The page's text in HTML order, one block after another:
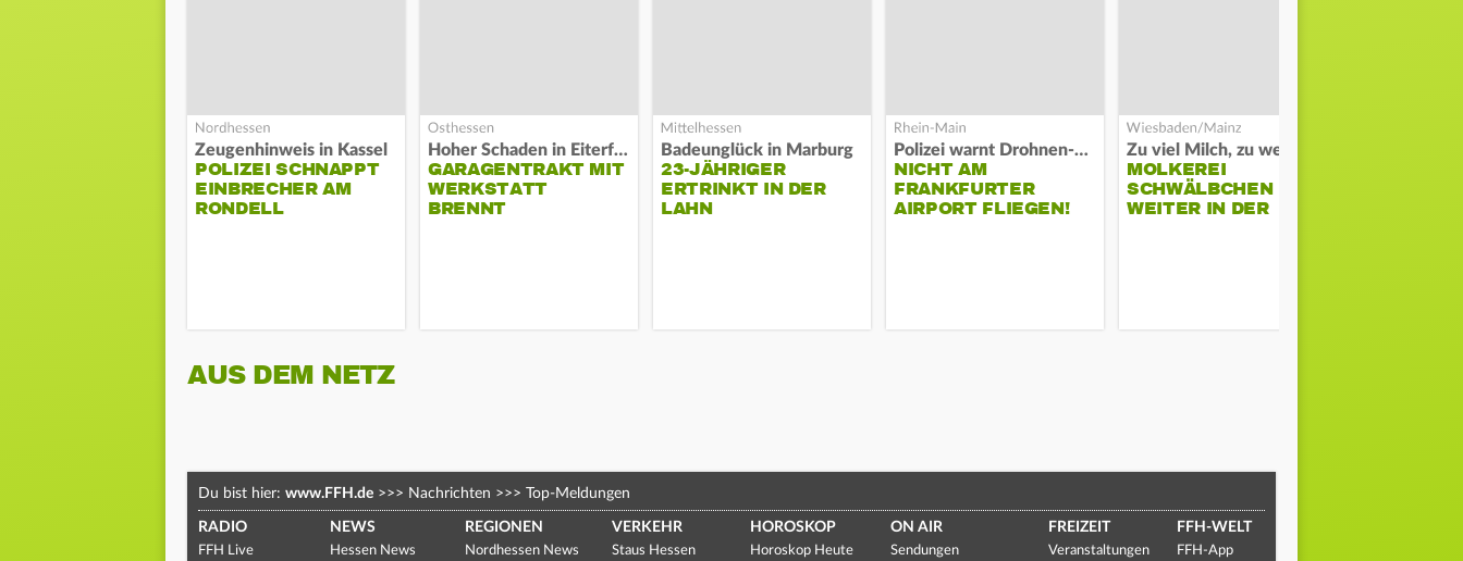
Zeugenhinweis in Kassel
POLIZEI SCHNAPPT
EINBRECHER AM
RONDELL
Hoher Schaden in Eiterfeld
GARAGENTRAKT MIT
WERKSTATT
BRENNT
Badeunglück in Marburg
23-JÄHRIGER
ERTRINKT IN DER
LAHN
Polizei warnt Drohnen-Besitzer
NICHT AM
FRANKFURTER
AIRPORT FLIEGEN!
MOLKEREI
SCHWÄLBCHEN
WEITER IN DER
AUS DEM NETZ
Du bist hier: www.FFH.de >>> Nachrichten >>> Top-Meldungen
RADIO
FFH Live
NEWS
Hessen News
REGIONEN
Nordhessen News
VERKEHR
Staus Hessen
HOROSKOP
Horoskop Heute
ON AIR
Sendungen
FREIZEIT
Veranstaltungen
FFH-WELT
FFH-App